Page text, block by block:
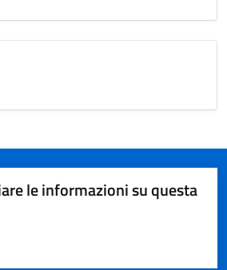
le informazioni su questa
5 stelle su 5
su 5
su 5
5